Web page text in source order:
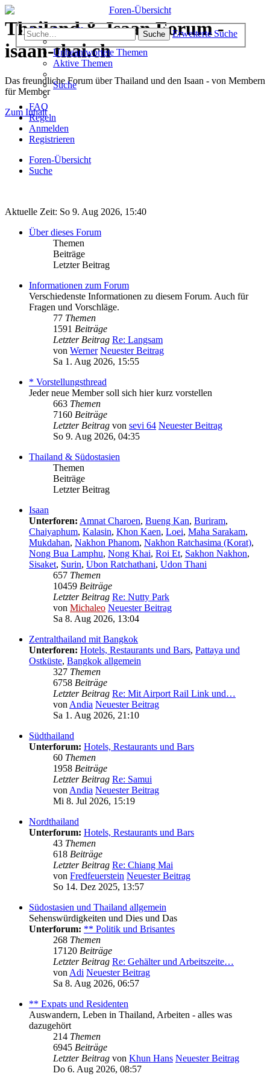
Suche Erweiterte Suche
Thailand & Isaan Forum -
isaan-thai.ch
Das freundliche Forum über Thailand und den Isaan - von Membern
für Member
Zum Inhalt
Schnellzugriff
Unbeantwortete Themen
Aktive Themen
Suche
FAQ
Regeln
Anmelden
Registrieren
Foren-Übersicht
Suche
Aktuelle Zeit: So 9. Aug 2026, 15:40
Über dieses Forum
Themen
Beiträge
Letzter Beitrag
Informationen zum Forum
Verschiedenste Informationen zu diesem Forum. Auch für
Fragen und Vorschläge.
77 Themen
1591 Beiträge
Letzter Beitrag Re: Langsam
von Werner Neuester Beitrag
Sa 1. Aug 2026, 15:55
* Vorstellungsthread
Jeder neue Member soll sich hier kurz vorstellen
663 Themen
7160 Beiträge
Letzter Beitrag von sevi 64 Neuester Beitrag
So 9. Aug 2026, 04:35
Thailand & Südostasien
Themen
Beiträge
Letzter Beitrag
Isaan
Unterforen: Amnat Charoen, Bueng Kan, Buriram,
Chaiyaphum, Kalasin, Khon Kaen, Loei, Maha Sarakam,
Mukdahan, Nakhon Phanom, Nakhon Ratchasima (Korat),
Nong Bua Lamphu, Nong Khai, Roi Et, Sakhon Nakhon,
Sisaket, Surin, Ubon Ratchathani, Udon Thani
657 Themen
10459 Beiträge
Letzter Beitrag Re: Nutty Park
von Michaleo Neuester Beitrag
Sa 8. Aug 2026, 13:04
Zentralthailand mit Bangkok
Unterforen: Hotels, Restaurants und Bars, Pattaya und
Ostküste, Bangkok allgemein
327 Themen
6758 Beiträge
Letzter Beitrag Re: Mit Airport Rail Link und…
von Andia Neuester Beitrag
Sa 1. Aug 2026, 21:10
Südthailand
Unterforum: Hotels, Restaurants und Bars
60 Themen
1958 Beiträge
Letzter Beitrag Re: Samui
von Andia Neuester Beitrag
Mi 8. Jul 2026, 15:19
Nordthailand
Unterforum: Hotels, Restaurants und Bars
43 Themen
618 Beiträge
Letzter Beitrag Re: Chiang Mai
von Fredfeuerstein Neuester Beitrag
So 14. Dez 2025, 13:57
Südostasien und Thailand allgemein
Sehenswürdigkeiten und Dies und Das
Unterforum: ** Politik und Brisantes
268 Themen
17120 Beiträge
Letzter Beitrag Re: Gehälter und Arbeitszeite…
von Adi Neuester Beitrag
Sa 8. Aug 2026, 06:57
** Expats und Residenten
Auswandern, Leben in Thailand, Arbeiten - alles was
dazugehört
214 Themen
6945 Beiträge
Letzter Beitrag von Khun Hans Neuester Beitrag
Do 6. Aug 2026, 08:57